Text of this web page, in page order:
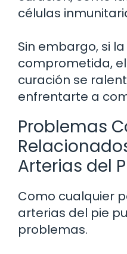
células
Sin embargo, si
comprometida,
curación se
enfrentarte a
Problemas
Arterias del
Como cualquier
arterias del pie
problemas.